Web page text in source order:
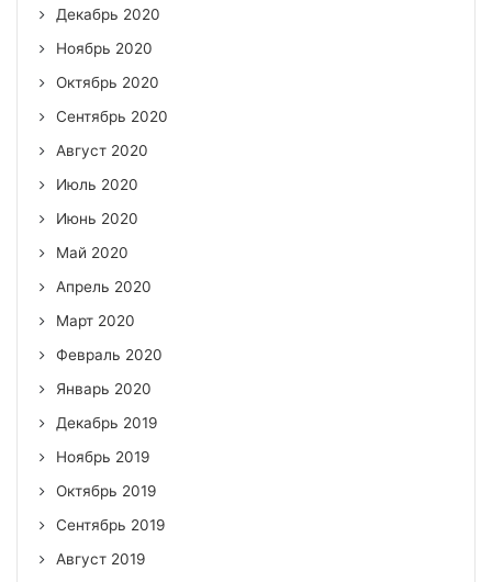
Декабрь 2020
Ноябрь 2020
Октябрь 2020
Сентябрь 2020
Август 2020
Июль 2020
Июнь 2020
Май 2020
Апрель 2020
Март 2020
Февраль 2020
Январь 2020
Декабрь 2019
Ноябрь 2019
Октябрь 2019
Сентябрь 2019
Август 2019